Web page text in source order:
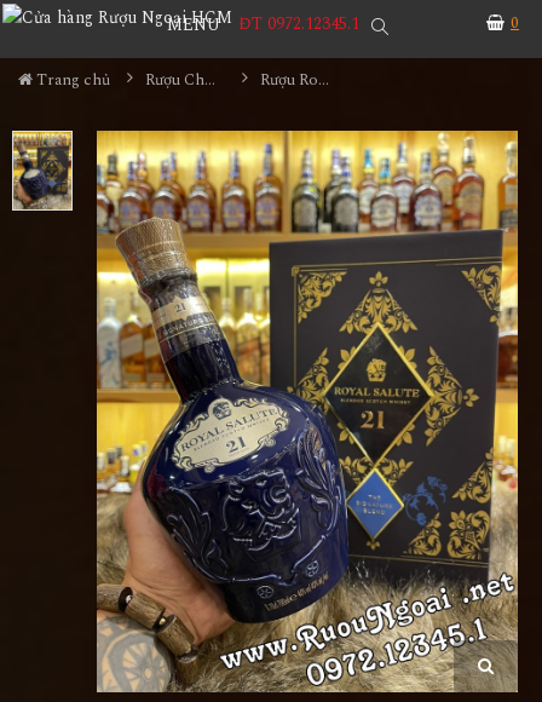
0
MENU ĐT 0972.12345.1
Trang chủ Rượu Chivas Rượu Royal Salute 21 Hộp Quà Tết 2022